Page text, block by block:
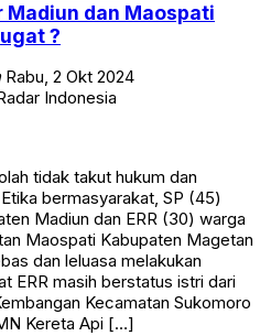
Madiun dan Maospati
?
Rabu, 2 Okt 2024
Indonesia
tidak takut hukum dan
bermasyarakat, SP (45)
Madiun dan ERR (30) warga
Maospati Kabupaten Magetan
dan leluasa melakukan
ERR masih berstatus istri dari
Kecamatan Sukomoro
Kereta Api […]